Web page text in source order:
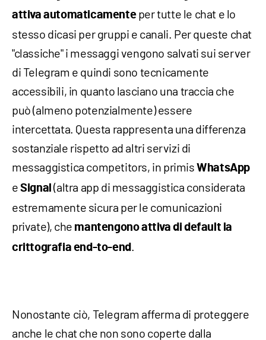
attiva automaticamente per tutte le chat e lo
stesso dicasi per gruppi e canali. Per queste chat
"classiche" i messaggi vengono salvati sui server
di Telegram e quindi sono tecnicamente
accessibili, in quanto lasciano una traccia che
può (almeno potenzialmente) essere
intercettata. Questa rappresenta una differenza
sostanziale rispetto ad altri servizi di
messaggistica competitors, in primisWhatsApp
eSignal(altra app di messaggistica considerata
estremamente sicura per le comunicazioni
private), che mantengono attiva di default la
crittografia end-to-end.
Nonostante ciò, Telegram afferma di proteggere
anche le chat che non sono coperte dalla